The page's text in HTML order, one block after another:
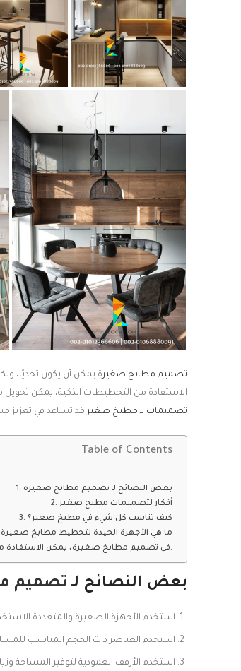
تصميم مطابخ صغيرة يمكن أن يكون تحديًا،
الاستفادة من التخطيطات الذكية، يمكن
تصميمات لـ مطبخ صغير قد تساعد في تعزيز
Table of Contents
بعض النصائح لـ تصميم مطابخ صغيرة
أفكار لتصميمات مطبخ صغير
كيف تناسب كل شيء في مطبخ صغير؟
ما هي الأجهزة الجيدة لتخطيط مطابخ
في تصميم مطابخ صغيرة، يمكن الاستفادة من العديد من الحلول الذكية لزيادة مساحة التخزين بعيدًا عن الخزائن والأدراج التقليدية. ومن بين هذه الحلول:
بعض النصائح لـ تصميم
استخدم الأجهزة الصغيرة والمتعددة
استخدم العناصر ذات الحجم المناسب
استخدم الأرفف العمودية لتوفير المساحة